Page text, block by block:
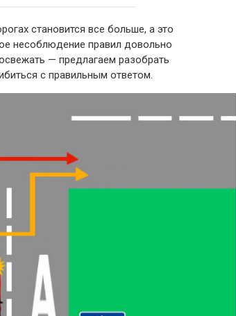
становится все больше, а это
несоблюдение правил довольно
— предлагаем разобрать
с правильным ответом.